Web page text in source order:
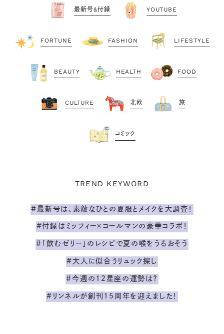
最新号&付録 YOUTUBE
FORTUNE FASHION LIFESTYLE
BEAUTY HEALTH FOOD
CULTURE 北欧 旅
コミック
TREND KEYWORD
#最新号は、素敵なひとの夏服とメイクを大調査！
#付録はミッフィー×コールマンの豪華コラボ！
#「飲むゼリー」のレシピで夏の喉をうるおそう
#大人に似合うリュック探し
#今週の12星座の運勢は？
#リンネルが創刊15周年を迎えました！